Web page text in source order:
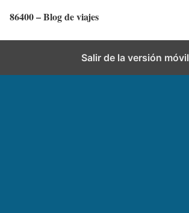
86400 – Blog de viajes
Salir de la versión móvil